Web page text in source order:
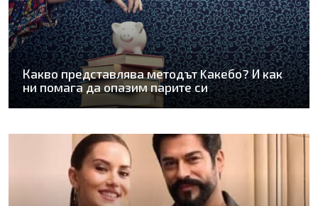
Какво представлява методът Kaкебо? И как
ни помага да опазим парите си